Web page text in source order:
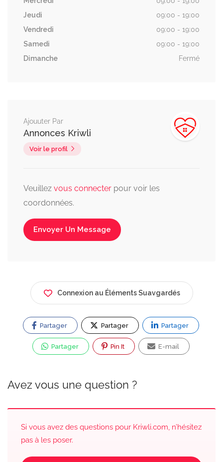
Jeudi
09:00 - 19:00
Vendredi
09:00 - 19:00
Samedi
09:00 - 19:00
Dimanche
Fermé
Ajouuter Par
Annonces Kriwli
Voir le profil
Veuillez vous connecter pour voir les
coordonnées.
Envoyer Un Message
Connexion au Éléments Suavgardés
Partager Partager Partager
Partager Pin It E-mail
Avez vous une question ?
Si vous avez des questions pour Kriwli.com, n’hésitez
pas à les poser.